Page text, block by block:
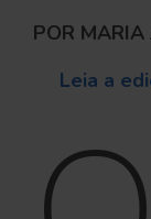
POR MARIA
Leia a